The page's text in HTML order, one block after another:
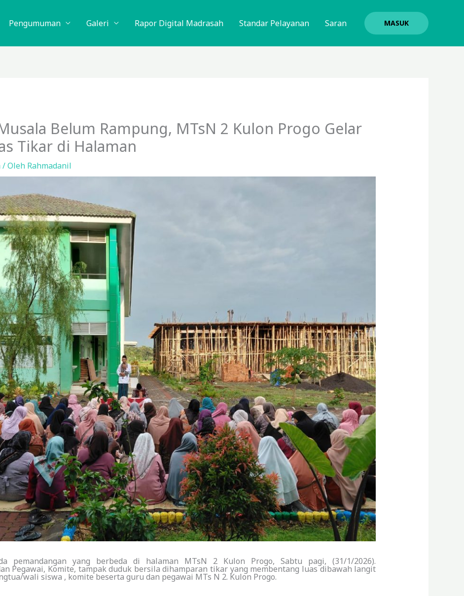
Pengumuman Galeri Rapor Digital Madrasah Standar Pelayanan Saran MASUK
Belum Rampung, MTsN 2 Kulon Progo Gelar
Tikar di Halaman
/ Oleh Rahmadanil
Ada pemandangan yang berbeda di halaman MTsN 2 Kulon Progo, Sabtu pagi, (31/1/2026).
Pegawai, Komite, tampak duduk bersila dihamparan tikar yang membentang luas dibawah langit
wali siswa , komite beserta guru dan pegawai MTs N 2. Kulon Progo.